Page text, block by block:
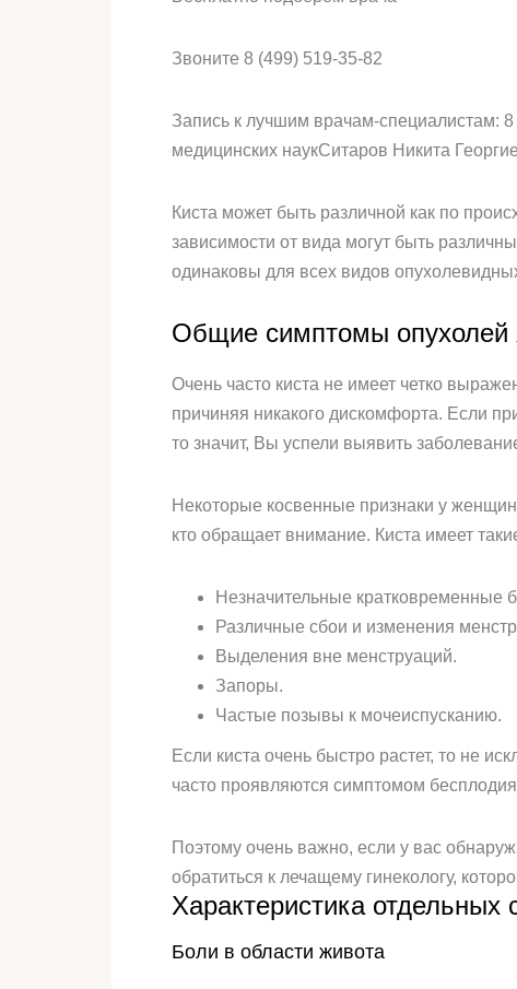
Звоните 8 (499) 519-35-82
Запись к лучшим врачам-специалистам:
медицинских наукСитаров Никита
Киста может быть различной как по
зависимости от вида могут быть
одинаковы для всех видов
Общие симптомы опухолей
Очень часто киста не имеет четко
причиняя никакого дискомфорта. Если
то значит, Вы успели выявить
Некоторые косвенные признаки у
кто обращает внимание. Киста имеет
Незначительные кратковременные
Различные сбои и изменения
Выделения вне менструаций.
Запоры.
Частые позывы к мочеиспусканию.
Если киста очень быстро растет, то не
часто проявляются симптомом
Поэтому очень важно, если у вас
обратиться к лечащему гинекологу,
Характеристика отдельных
Боли в области живота